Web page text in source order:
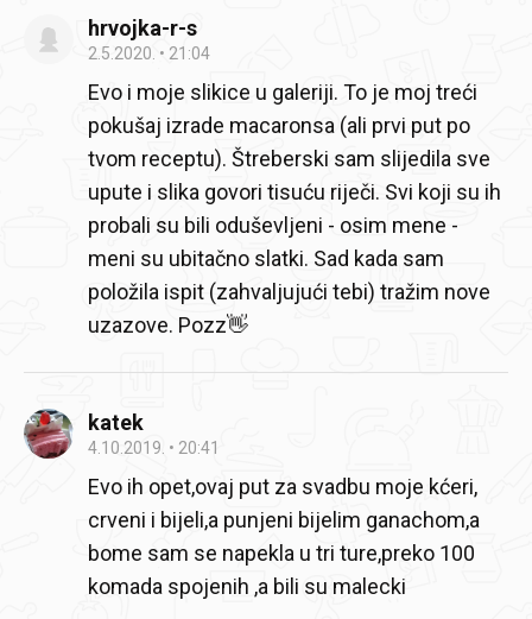
hrvojka-r-s
2.5.2020. 21:04
Evo i moje slikice u galeriji. To je moj treći
pokušaj izrade macaronsa (ali prvi put po
tvom receptu). Štreberski sam slijedila sve
upute i slika govori tisuću riječi. Svi koji su ih
probali su bili oduševljeni - osim mene -
meni su ubitačno slatki. Sad kada sam
položila ispit (zahvaljujući tebi) tražim nove
uzazove. Pozz👋
katek
4.10.2019. 20:41
Evo ih opet,ovaj put za svadbu moje kćeri,
crveni i bijeli,a punjeni bijelim ganachom,a
bome sam se napekla u tri ture,preko 100
komada spojenih ,a bili su malecki